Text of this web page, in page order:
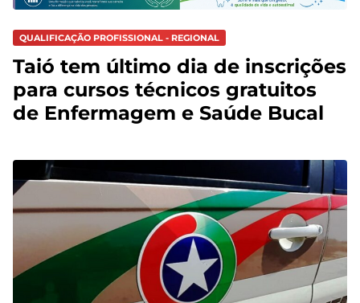
QUALIFICAÇÃO PROFISSIONAL - REGIONAL
Taió tem último dia de inscrições
para cursos técnicos gratuitos
de Enfermagem e Saúde Bucal